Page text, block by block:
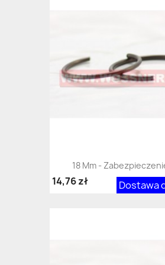
18 Mm -
Dostawa
14,76 zł